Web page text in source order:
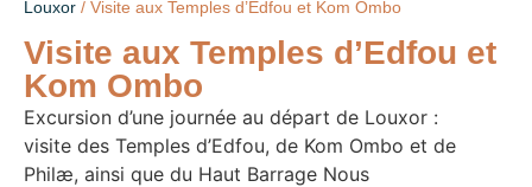
Louxor / Visite aux Temples d’Edfou et Kom Ombo
Visite aux Temples d’Edfou et
Kom Ombo
Excursion d’une journée au départ de Louxor :
visite des Temples d’Edfou, de Kom Ombo et de
Philæ, ainsi que du Haut Barrage Nous